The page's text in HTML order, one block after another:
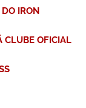
IRON
CLUBE OFICIAL